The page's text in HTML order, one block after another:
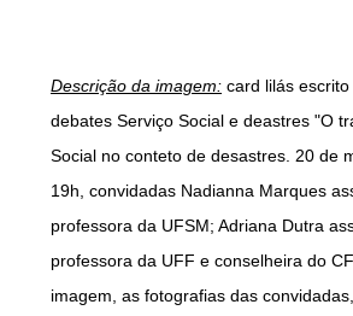
Descrição da imagem: card lilás
debates Serviço Social e deastres "O
Social no conteto de desastres. 20 de
19h, convidadas Nadianna Marques
professora da UFSM; Adriana Dutra
professora da UFF e conselheira do
imagem, as fotografias das